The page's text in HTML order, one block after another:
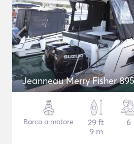
Jeanneau Merry Fisher 895
Barca a motore
29 ft
9 m
6